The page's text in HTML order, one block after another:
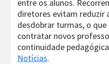
entre os alunos.
diretores evitam reduzir
desdobrar turmas, o
contratar novos
continuidade
Notícias.